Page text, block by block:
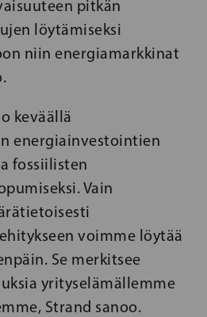
pitkän
löytämiseksi
niin energiamarkkinat
keväällä
energiainvestointien
fossiilisten
Vain
voimme löytää
Se merkitsee
yrityselämällemme
Strand sanoo.